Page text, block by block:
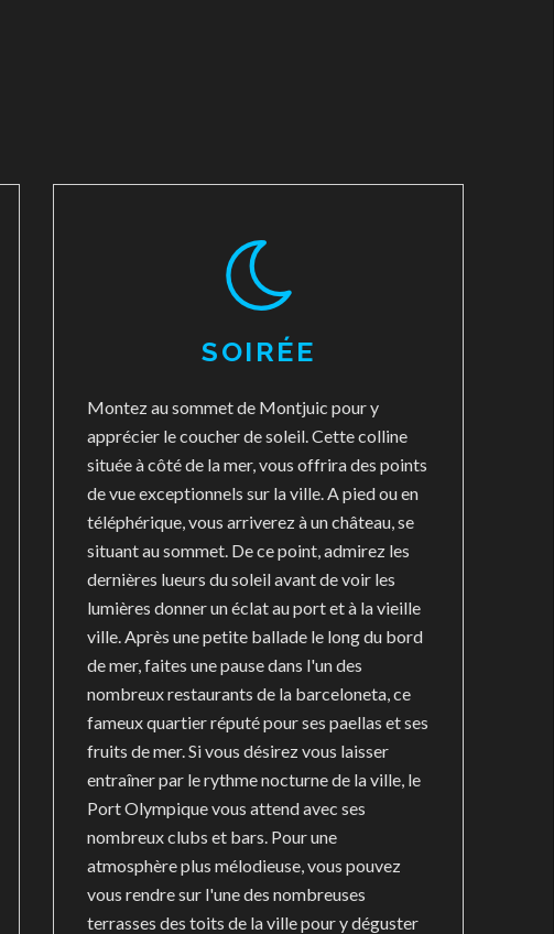
SOIRÉE
Montez au sommet de Montjuic pour y
apprécier le coucher de soleil. Cette colline
située à côté de la mer, vous offrira des points
de vue exceptionnels sur la ville. A pied ou en
téléphérique, vous arriverez à un château, se
situant au sommet. De ce point, admirez les
dernières lueurs du soleil avant de voir les
lumières donner un éclat au port et à la vieille
ville. Après une petite ballade le long du bord
de mer, faites une pause dans l'un des
nombreux restaurants de la barceloneta, ce
fameux quartier réputé pour ses paellas et ses
fruits de mer. Si vous désirez vous laisser
entraîner par le rythme nocturne de la ville, le
Port Olympique vous attend avec ses
nombreux clubs et bars. Pour une
atmosphère plus mélodieuse, vous pouvez
vous rendre sur l'une des nombreuses
terrasses des toits de la ville pour y déguster